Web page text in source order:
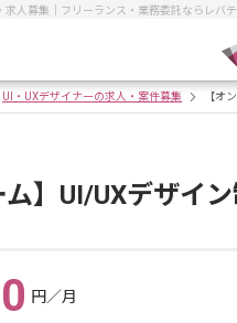
求人募集｜フリーランス・業務委託ならレバ
UI・UXデザイナーの求人・案件募集 【オ
ム】UI/UXデザイ
円／月